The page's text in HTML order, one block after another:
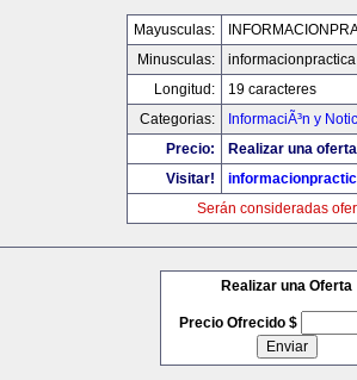
Mayusculas:
Minusculas:
Longitud:
19 caracteres
Categorias:
InformaciÃ³n y
Precio:
Realizar una
Visitar!
Serán consideradas
Realizar una Oferta
Precio Ofrecido $